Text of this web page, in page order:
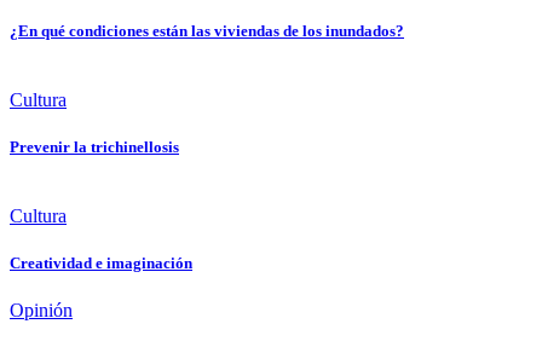
¿En qué condiciones están las viviendas de los inundados?
Cultura
Prevenir la trichinellosis
Cultura
Creatividad e imaginación
Opinión